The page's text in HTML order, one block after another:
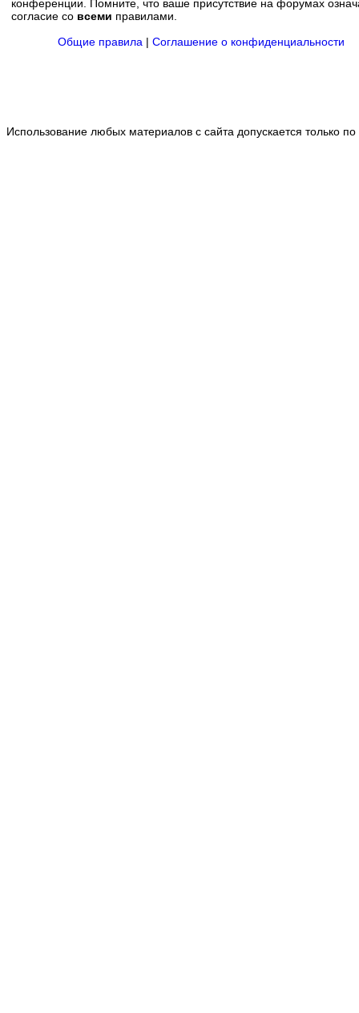
конференции. Помните, что ваше присутствие на форумах
согласие со всеми правилами.
Общие правила | Соглашение о конфиденциальности
Использование любых материалов с сайта допускается только